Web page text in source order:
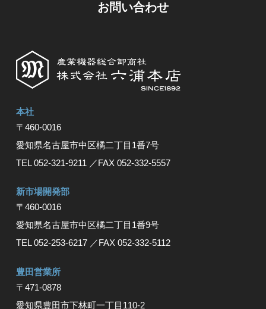
お問い合わせ
本社
〒460-0016
愛知県名古屋市中区橘⼆丁⽬1番7号
TEL 052-321-9211 ／FAX 052-332-5557
新市場開発部
〒460-0016
愛知県名古屋市中区橘二丁目1番9号
TEL 052-253-6217 ／FAX 052-332-5112
豊⽥営業所
〒471-0878
愛知県豊⽥市下林町⼀丁⽬110-2